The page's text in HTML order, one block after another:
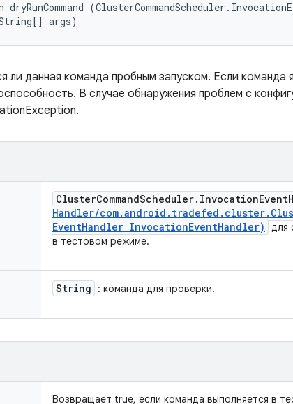
args)
ли данная команда пробным запуском. Если команда
В случае обнаружения проблем с
ClusterCommandScheduler. InvocationEvent
Handler/com.android . tradefed . cluster.
EventHandler InvocationEventHandler)
для
в тестовом режиме.
String : команда для проверки.
Возвращает true, если команда выполняется в